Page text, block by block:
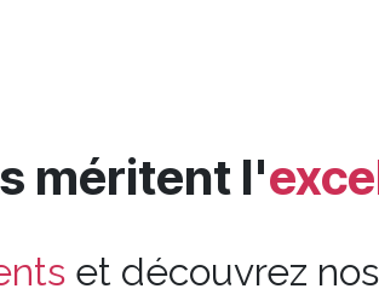
méritent l'
et découvrez